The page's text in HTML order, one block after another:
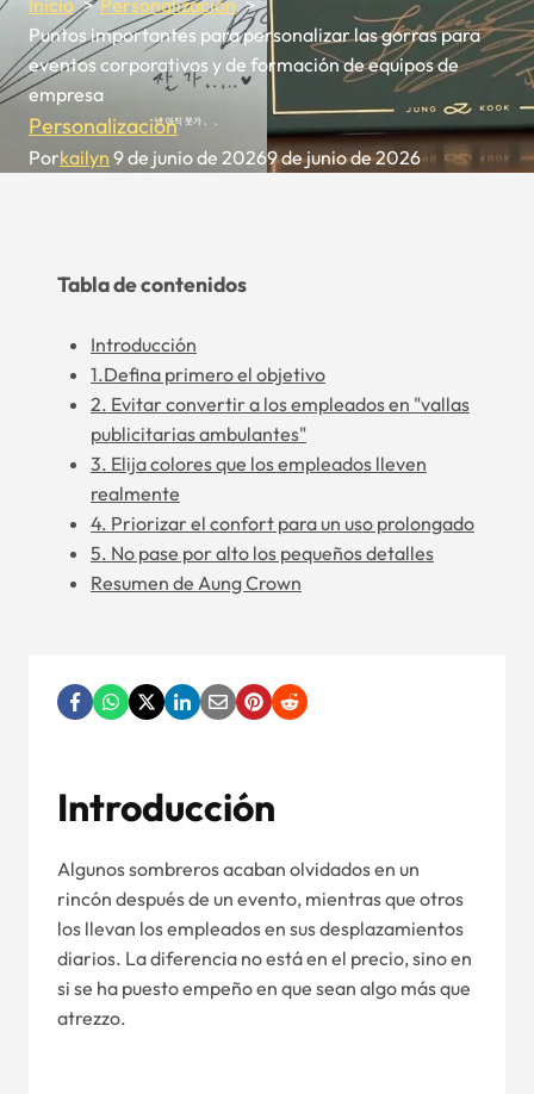
Inicio
Personalización
Puntos importantes para personalizar las gorras para
eventos corporativos y de formación de equipos de
empresa
Personalización
Porkailyn 9 de junio de 20269 de junio de 2026
Tabla de contenidos
Introducción
1.Defina primero el objetivo
2. Evitar convertir a los empleados en "vallas
publicitarias ambulantes"
3. Elija colores que los empleados lleven
realmente
4. Priorizar el confort para un uso prolongado
5. No pase por alto los pequeños detalles
Resumen de Aung Crown
Introducción
Algunos sombreros acaban olvidados en un
rincón después de un evento, mientras que otros
los llevan los empleados en sus desplazamientos
diarios. La diferencia no está en el precio, sino en
si se ha puesto empeño en que sean algo más que
atrezzo.